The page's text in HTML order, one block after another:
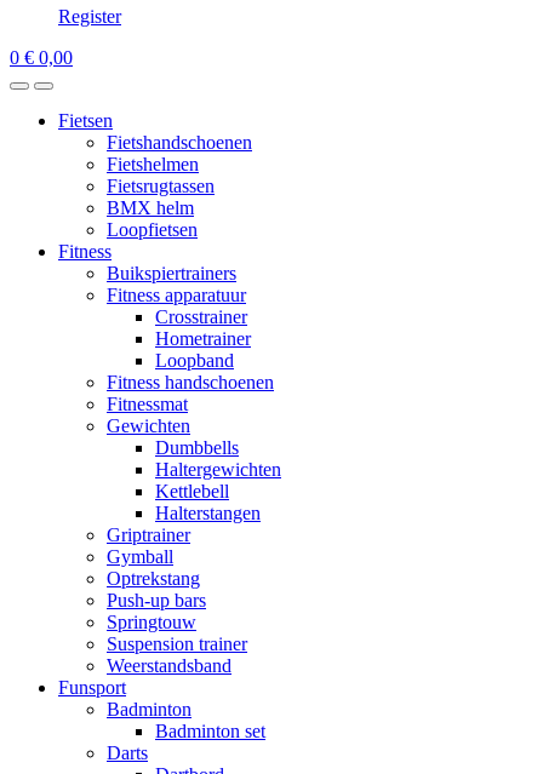
Register
0 € 0,00
Fietsen
Fietshandschoenen
Fietshelmen
Fietsrugtassen
BMX helm
Loopfietsen
Fitness
Buikspiertrainers
Fitness apparatuur
Crosstrainer
Hometrainer
Loopband
Fitness handschoenen
Fitnessmat
Gewichten
Dumbbells
Haltergewichten
Kettlebell
Halterstangen
Griptrainer
Gymball
Optrekstang
Push-up bars
Springtouw
Suspension trainer
Weerstandsband
Funsport
Badminton
Badminton set
Darts